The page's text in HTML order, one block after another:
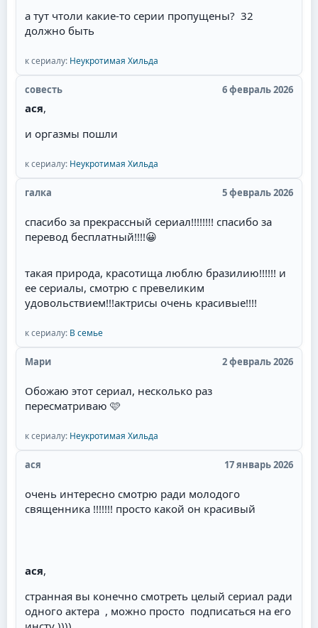
героя. Советую всем посмотреть необычную
историю любви пирата!
а тут чтоли какие-то серии пропущены? 32
должно быть
к сериалу: Неукротимая Хильда
совесть 6 февраль 2026
ася,
и оргазмы пошли
к сериалу: Неукротимая Хильда
галка 5 февраль 2026
спасибо за прекрассный сериал!!!!!!!! спасибо за
перевод бесплатный!!!!😀
такая природа, красотища люблю бразилию!!!!!! и
ее сериалы, смотрю с превеликим
удовольствием!!!актрисы очень красивые!!!!
к сериалу: В семье
Мари 2 февраль 2026
Обожаю этот сериал, несколько раз
пересматриваю 🩷
к сериалу: Неукротимая Хильда
ася 17 январь 2026
очень интересно смотрю ради молодого
священника !!!!!!! просто какой он красивый
ася,
странная вы конечно смотреть целый сериал ради
одного актера , можно просто подписаться на его